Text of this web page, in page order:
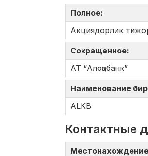
Полное:
Акциядорлик
Сокращенное:
АТ “Алоқабанк”
Наименование
ALKB
Контактные